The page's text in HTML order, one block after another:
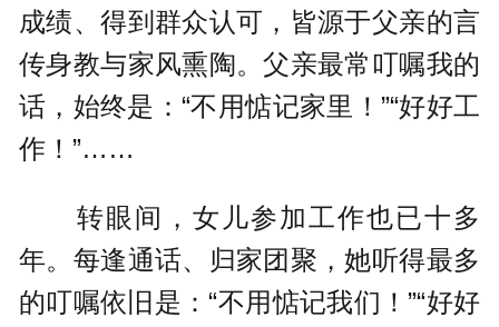
成绩、得到群众认可，皆源于父亲的言
传身教与家风熏陶。父亲最常叮嘱我的
话，始终是：“不用惦记家里！”“好好工
作！”……
转眼间，女儿参加工作也已十多
年。每逢通话、归家团聚，她听得最多
的叮嘱依旧是：“不用惦记我们！”“好好